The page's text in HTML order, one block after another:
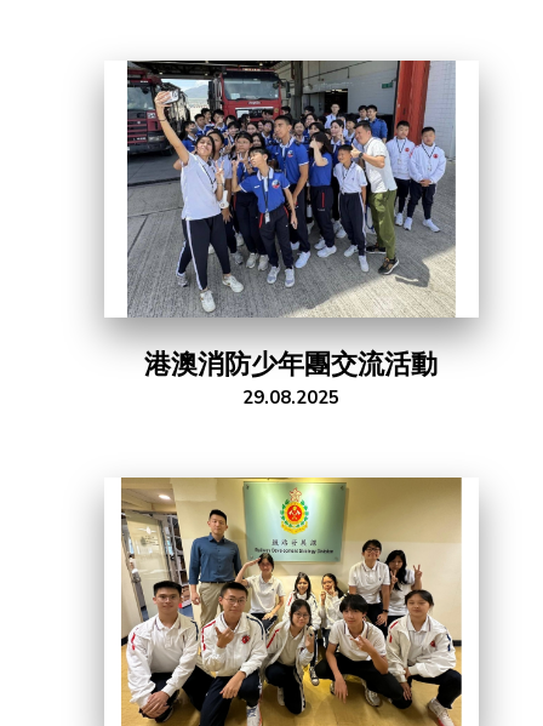
港澳消防少年團交流活動
29.08.2025